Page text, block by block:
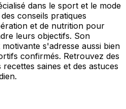
dans le sport et le mode
conseils pratiques
et de nutrition pour
leurs objectifs. Son
s'adresse aussi bien
confirmés. Retrouvez des
saines et des astuces